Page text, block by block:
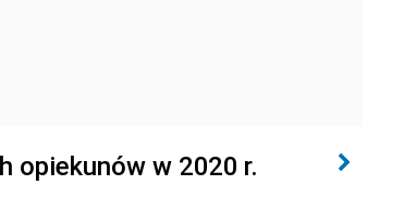
opiekunów w 2020 r.